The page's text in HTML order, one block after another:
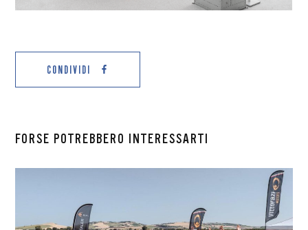
CONDIVIDI
FORSE POTREBBERO INTERESSARTI